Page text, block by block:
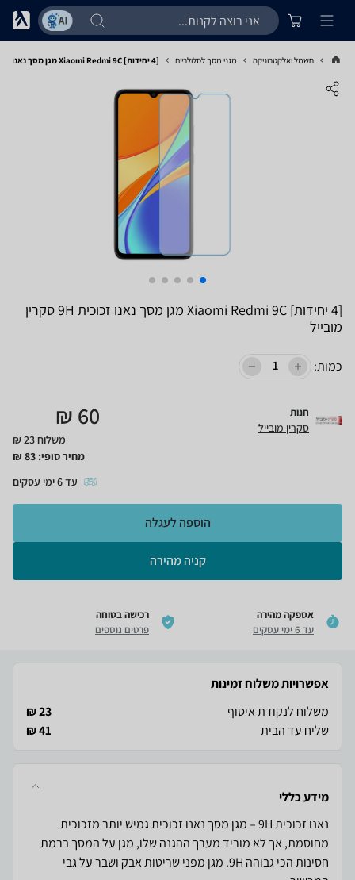
חשמל ואלקטרוניקה מגני מסך לסלולריים [4 יחידות] Xiaomi Redmi 9C מגן מסך נאנו זכוכית 9H סקרין מובייל
[4 יחידות] Xiaomi Redmi 9C מגן מסך נאנו זכוכית 9H סקרין
מובייל
כמות:
חנות
סקרין מובייל 60
₪
משלוח 23 ₪
מחיר סופי: 83
₪
עד6ימי עסקים
קניה מהירה
הוספה לעגלה
אספקה מהירה
עד 6 ימי עסקים
רכישה בטוחה
פרטים נוספים
אפשרויות משלוח זמינות
משלוח לנקודת איסוף
23 ₪
שליח עד הבית
41 ₪
מידע כללי
נאנו זכוכית 9H – מגן מסך נאנו זכוכית גמיש יותר מזכוכית
מחוסמת, אך לא מוריד מערך ההגנה שלו, מגן על המסך ברמת
חסינות הכי גבוהה 9H. מגן מפני שריטות אבק ושבר על גבי